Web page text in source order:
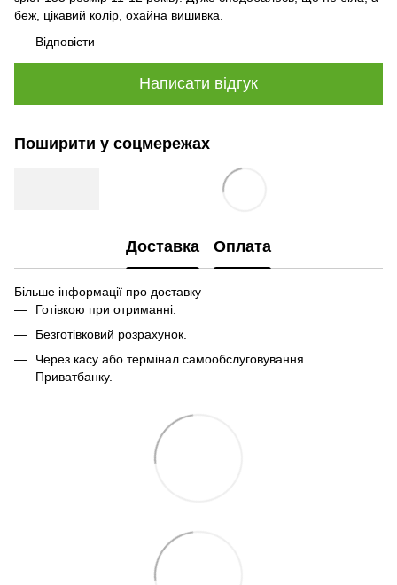
беж, цікавий колір, охайна вишивка.
Відповісти
Написати відгук
Поширити у соцмережах
Доставка Оплата
Більше інформації про доставку
Готівкою при отриманні.
Безготівковий розрахунок.
Через касу або термінал самообслуговування
Приватбанку.